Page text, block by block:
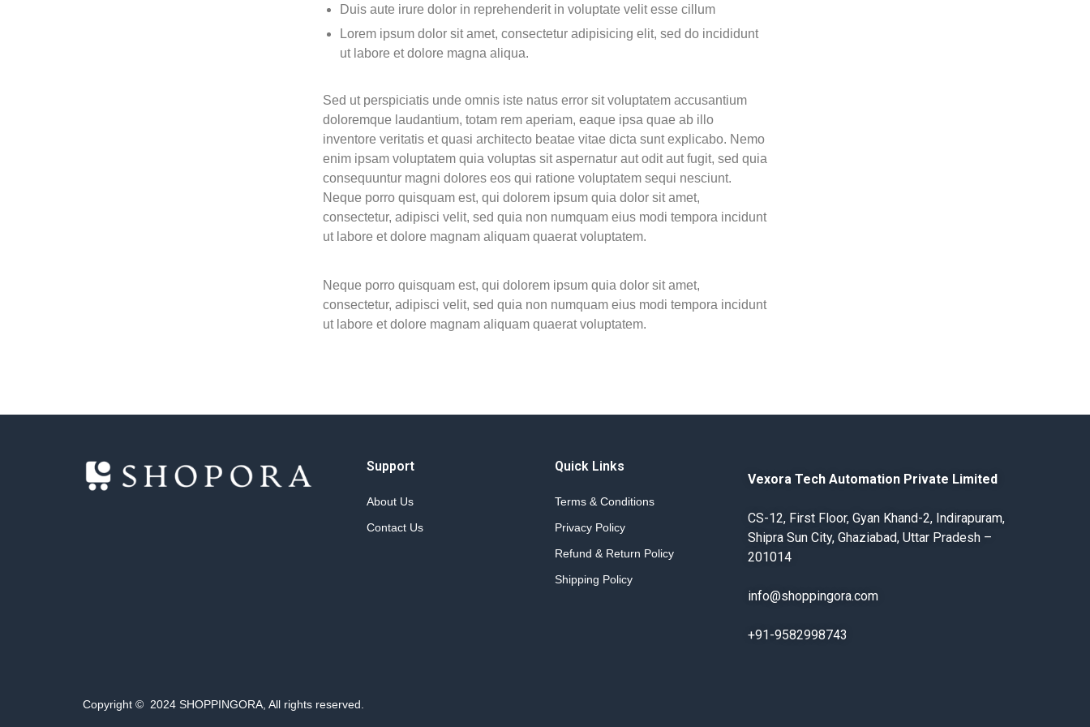
Duis aute irure dolor in reprehenderit in voluptate velit esse cillum
Lorem ipsum dolor sit amet, consectetur adipisicing elit, sed do incididunt
ut labore et dolore magna aliqua.
Sed ut perspiciatis unde omnis iste natus error sit voluptatem accusantium
doloremque laudantium, totam rem aperiam, eaque ipsa quae ab illo
inventore veritatis et quasi architecto beatae vitae dicta sunt explicabo. Nemo
enim ipsam voluptatem quia voluptas sit aspernatur aut odit aut fugit, sed quia
consequuntur magni dolores eos qui ratione voluptatem sequi nesciunt.
Neque porro quisquam est, qui dolorem ipsum quia dolor sit amet,
consectetur, adipisci velit, sed quia non numquam eius modi tempora incidunt
ut labore et dolore magnam aliquam quaerat voluptatem.
Neque porro quisquam est, qui dolorem ipsum quia dolor sit amet,
consectetur, adipisci velit, sed quia non numquam eius modi tempora incidunt
ut labore et dolore magnam aliquam quaerat voluptatem.
Support
About Us
Contact Us
Quick Links
Terms & Conditions
Privacy Policy
Refund & Return Policy
Shipping Policy
Vexora Tech Automation Private Limited
CS-12, First Floor, Gyan Khand-2, Indirapuram,
Shipra Sun City, Ghaziabad, Uttar Pradesh –
201014
info@shoppingora.com
+91-9582998743
Copyright © 2024 SHOPPINGORA, All rights reserved.